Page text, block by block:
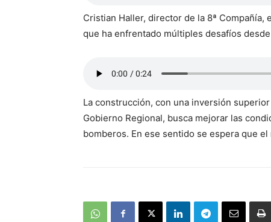
Cristian Haller, director de la 8ª
que ha enfrentado múltiples desafíos
La construcción, con una inversión
Gobierno Regional, busca mejorar las
bomberos. En ese sentido se espera que